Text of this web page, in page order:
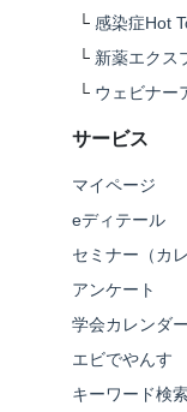
└ 感染症Hot
└ 新薬エクス
└ ウェビナー
サービス
マイページ
eディテール
セミナー（カ
アンケート
学会カレンダー
エビでやんす
キーワード検